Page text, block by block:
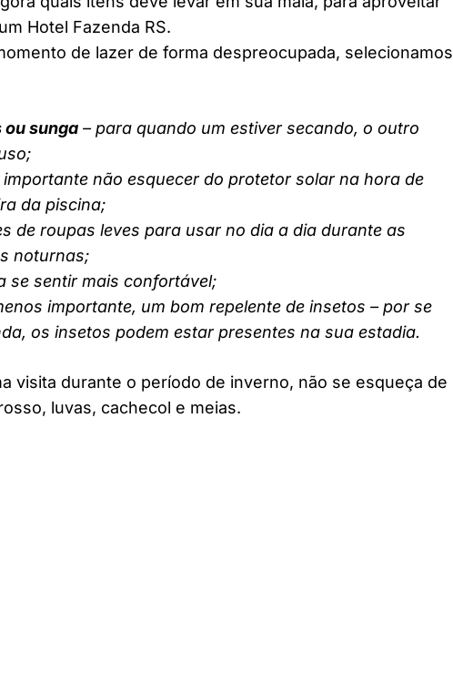
Hotel Fazenda RS.
de lazer de forma despreocupada, selecionamos
ou sunga – para quando um estiver secando, o outro
não esquecer do protetor solar na hora de
da piscina;
de roupas leves para usar no dia a dia durante as
noturnas;
se sentir mais confortável;
importante, um bom repelente de insetos – por se
os insetos podem estar presentes na sua estadia.
visita durante o período de inverno, não se esqueça de
luvas, cachecol e meias.